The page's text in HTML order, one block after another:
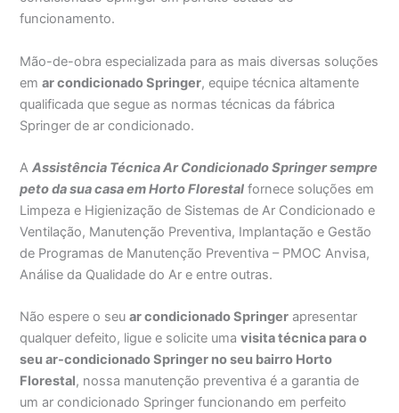
funcionamento.
Mão-de-obra especializada para as mais diversas soluções
emar condicionado Springer, equipe técnica altamente
qualificada que segue as normas técnicas da fábrica
Springer de ar condicionado.
AAssistência Técnica Ar Condicionado Springer sempre
peto da sua casa em Horto Florestal fornece soluções em
Limpeza e Higienização de Sistemas de Ar Condicionado e
Ventilação, Manutenção Preventiva, Implantação e Gestão
de Programas de Manutenção Preventiva – PMOC Anvisa,
Análise da Qualidade do Ar e entre outras.
Não espere o seuar condicionado Springer apresentar
qualquer defeito, ligue e solicite umavisita técnica para o
seu ar-condicionado Springer no seu bairro Horto
Florestal, nossa manutenção preventiva é a garantia de
um ar condicionado Springer funcionando em perfeito